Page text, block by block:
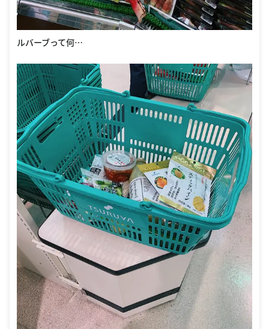
ルバーブって何…